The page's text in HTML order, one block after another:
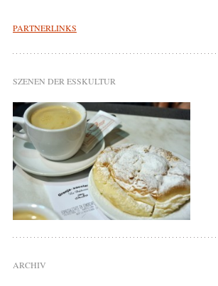
PARTNERLINKS
SZENEN DER ESSKULTUR
ARCHIV